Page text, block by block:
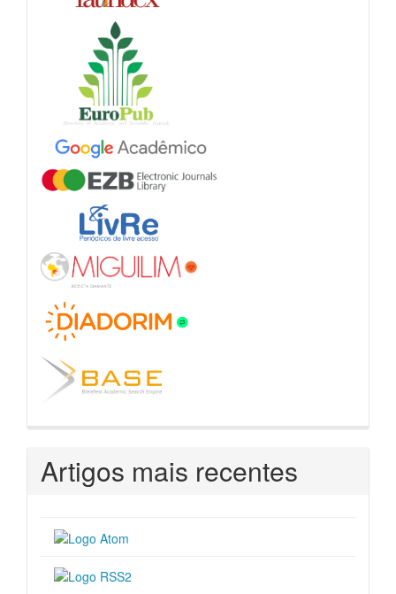
Artigos mais recentes